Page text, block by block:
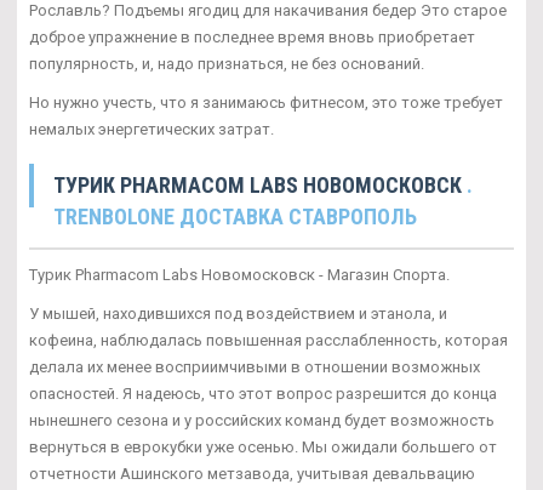
Рославль? Подъемы ягодиц для накачивания бедер Это старое
доброе упражнение в последнее время вновь приобретает
популярность, и, надо признаться, не без оснований.
Но нужно учесть, что я занимаюсь фитнесом, это тоже требует
немалых энергетических затрат.
ТУРИК PHARMACOM LABS НОВОМОСКОВСК .
TRENBOLONE ДОСТАВКА СТАВРОПОЛЬ
Турик Pharmacom Labs Новомосковск - Магазин Спорта.
У мышей, находившихся под воздействием и этанола, и
кофеина, наблюдалась повышенная расслабленность, которая
делала их менее восприимчивыми в отношении возможных
опасностей. Я надеюсь, что этот вопрос разрешится до конца
нынешнего сезона и у российских команд будет возможность
вернуться в еврокубки уже осенью. Мы ожидали большего от
отчетности Ашинского метзавода, учитывая девальвацию